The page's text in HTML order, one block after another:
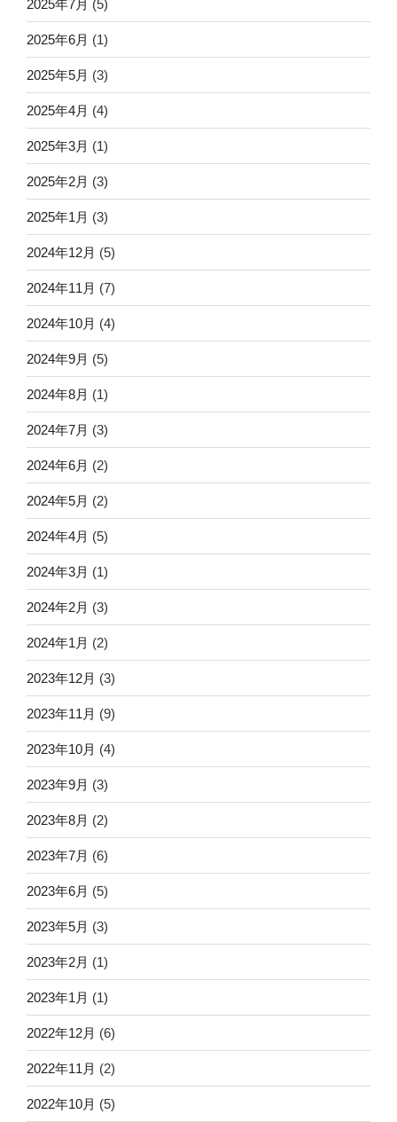
2025年7月 (5)
2025年6月 (1)
2025年5月 (3)
2025年4月 (4)
2025年3月 (1)
2025年2月 (3)
2025年1月 (3)
2024年12月 (5)
2024年11月 (7)
2024年10月 (4)
2024年9月 (5)
2024年8月 (1)
2024年7月 (3)
2024年6月 (2)
2024年5月 (2)
2024年4月 (5)
2024年3月 (1)
2024年2月 (3)
2024年1月 (2)
2023年12月 (3)
2023年11月 (9)
2023年10月 (4)
2023年9月 (3)
2023年8月 (2)
2023年7月 (6)
2023年6月 (5)
2023年5月 (3)
2023年2月 (1)
2023年1月 (1)
2022年12月 (6)
2022年11月 (2)
2022年10月 (5)